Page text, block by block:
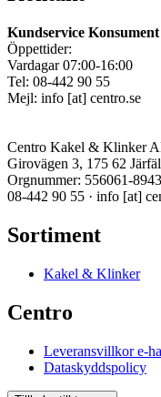
Kundservice Konsument
Öppettider:
Vardagar 07:00-16:00
Tel: 08-442 90 55
Mejl: info [at] centro.se
Centro Kakel & Klinker
Girovägen 3, 175 62
Orgnummer: 556061-8943
08-442 90 55 · info [at]
Sortiment
Kakel & Klinker
Centro
Leveransvillkor e-
Dataskyddspolicy